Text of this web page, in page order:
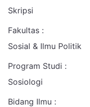
Skripsi
Fakultas :
Sosial & Ilmu Politik
Program Studi :
Sosiologi
Bidang Ilmu :